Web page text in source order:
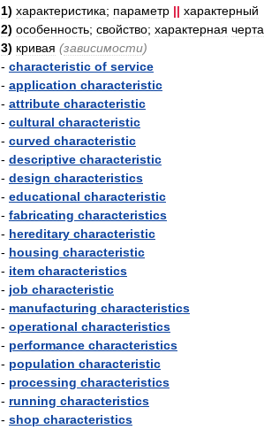
1) характеристика; параметр || характерный
2) особенность; свойство; характерная черта
3) кривая (зависимости)
- characteristic of service
- application characteristic
- attribute characteristic
- cultural characteristic
- curved characteristic
- descriptive characteristic
- design characteristics
- educational characteristic
- fabricating characteristics
- hereditary characteristic
- housing characteristic
- item characteristics
- job characteristic
- manufacturing characteristics
- operational characteristics
- performance characteristics
- population characteristic
- processing characteristics
- running characteristics
- shop characteristics